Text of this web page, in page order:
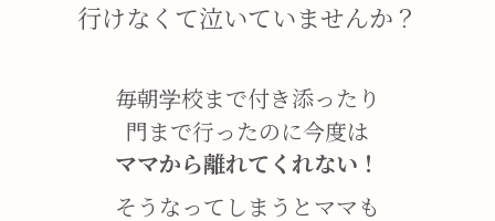
行けなくて泣いていませんか？
毎朝学校まで付き添ったり
門まで行ったのに今度は
ママから離れてくれない！
そうなってしまうとママも